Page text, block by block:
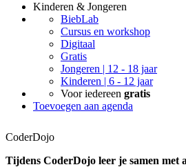
Kinderen & Jongeren
BiebLab
Cursus en workshop
Digitaal
Gratis
Jongeren | 12 - 18 jaar
Kinderen | 6 - 12 jaar
Voor iedereen gratis
Toevoegen aan agenda
CoderDojo
Tijdens CoderDojo leer je samen met